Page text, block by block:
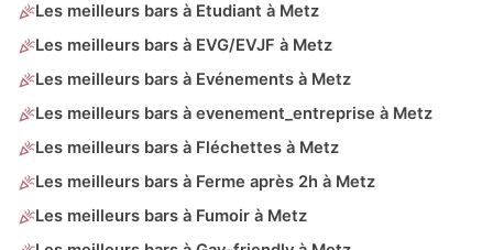
Les meilleurs bars à Etudiant à Metz
Les meilleurs bars à EVG/EVJF à Metz
Les meilleurs bars à Evénements à Metz
Les meilleurs bars à evenement_entreprise à Metz
Les meilleurs bars à Fléchettes à Metz
Les meilleurs bars à Ferme après 2h à Metz
Les meilleurs bars à Fumoir à Metz